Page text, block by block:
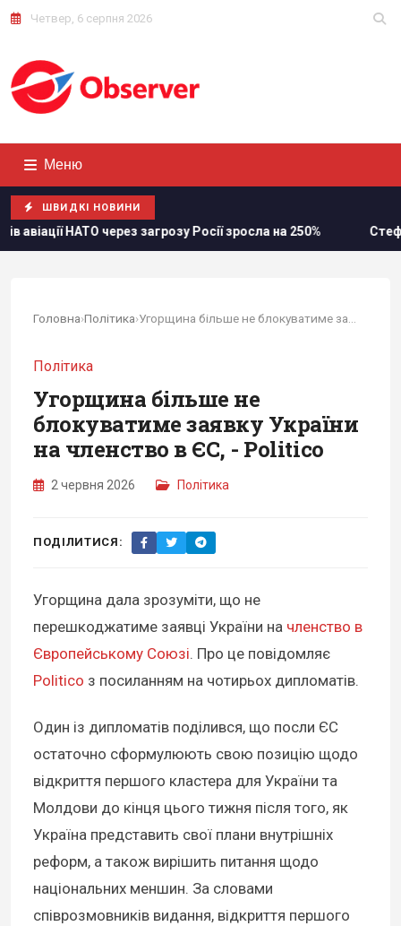
Четвер, 6 серпня 2026
Меню
ШВИДКІ НОВИНИ
Росії зросла на 250% Стефанішиній обрали
Головна›Політика›
Політика
Угорщина більше не
блокуватиме заявку України
на членство в ЄС, - Politico
2 червня 2026 Політика
ПОДІЛИТИСЯ:
Угорщина дала зрозуміти, що не
перешкоджатиме заявці України на членство в
Європейському Союзі. Про це повідомляє
Politico з посиланням на чотирьох дипломатів.
Один із дипломатів поділився, що посли ЄС
остаточно сформулюють свою позицію щодо
відкриття першого кластера для України та
Молдови до кінця цього тижня після того, як
Україна представить свої плани внутрішніх
реформ, а також вирішить питання щодо
національних меншин. За словами
співрозмовників видання, відкриття першого